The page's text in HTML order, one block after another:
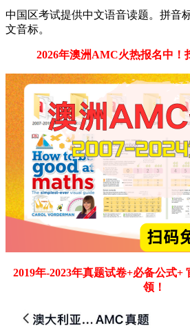
中国区考试提供中文语音读题。拼音
文音标。
2026年澳洲AMC火热报名中！
2019年-2023年真题试卷+必备公式+
领！